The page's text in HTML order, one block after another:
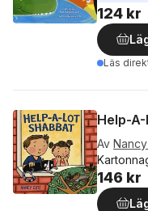
124 kr
Läs
Help-
Av
146 kr